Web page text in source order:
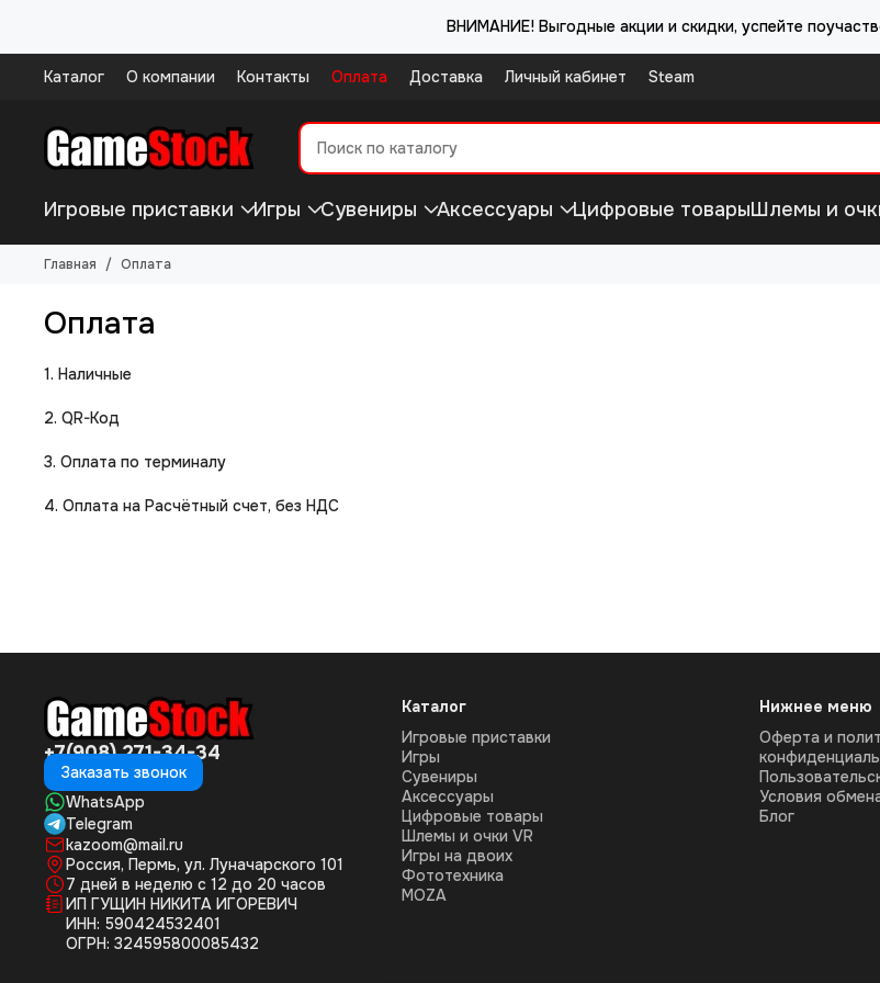
ВНИМАНИЕ! Выгодные акции и скидки, успейте
Каталог О компании Контакты Оплата Доставка Личный кабинет Steam
Игровые приставки Игры Сувениры Аксессуары Цифровые товарыШлемы и
Главная Оплата
Оплата
1. Наличные
2. QR-Код
3. Оплата по терминалу
4. Оплата на Расчётный счет, без НДС
+7(908) 271-34-34
Заказать звонок
WhatsApp
Telegram
kazoom@mail.ru
Россия, Пермь, ул. Луначарского 101
7 дней в неделю с 12 до 20 часов
ИП ГУЩИН НИКИТА ИГОРЕВИЧ
ИНН: 590424532401
ОГРН: 324595800085432
Каталог
Игровые приставки
Игры
Сувениры
Аксессуары
Цифровые товары
Шлемы и очки VR
Игры на двоих
Фототехника
MOZA
Нижнее меню
Оферта и
Условия
Блог